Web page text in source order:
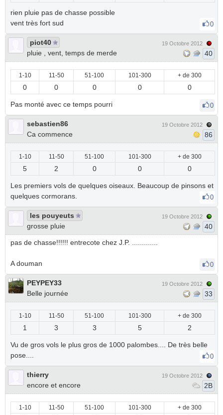
rien pluie pas de chasse possible
vent très fort sud
0
piot40
pluie , vent, temps de merde
19 Octobre 2012
40
1-10 11-50 51-100 101-300 + de 300
0 0 0 0 0
Pas monté avec ce temps pourri 0
sebastien86
Ca commence
19 Octobre 2012
86
1-10 11-50 51-100 101-300 + de 300
5 2 0 0 0
Les premiers vols de quelques oiseaux. Beaucoup de pinsons et
quelques cormorans.
0
les pouyeuts
grosse pluie
19 Octobre 2012
40
pas de chasse!!!!!! entrecote chez J.P. .............
A douman 0
PEYPEY33
Belle journée
19 Octobre 2012
33
1-10 11-50 51-100 101-300 + de 300
1 3 3 5 2
Vu de gros vols le plus gros de 1000 palombes.... De très belle
pose....
0
thierry
encore et encore
19 Octobre 2012
2B
1-10 11-50 51-100 101-300 + de 300